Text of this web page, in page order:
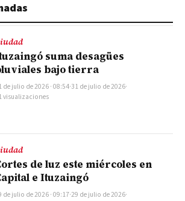
suma desagües
bajo tierra
de julio de 2026 · 08:54·31 de julio de 2026·
visualizaciones
de luz este miércoles en
e Ituzaingó
de julio de 2026 · 09:17·29 de julio de 2026·